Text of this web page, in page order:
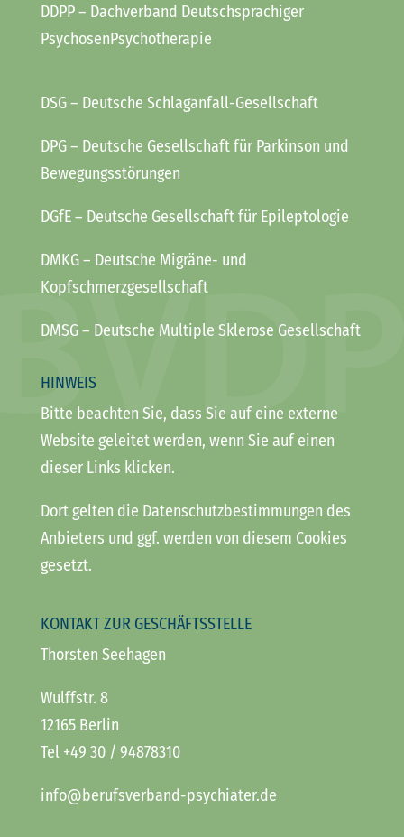
DDPP– Dachverband Deutschsprachiger
PsychosenPsychotherapie
DSG– Deutsche Schlaganfall-Gesellschaft
DPG– Deutsche Gesellschaft für Parkinson und
Bewegungsstörungen
DGfE– Deutsche Gesellschaft für Epileptologie
DMKG– Deutsche Migräne- und
Kopfschmerzgesellschaft
DMSG– Deutsche Multiple Sklerose Gesellschaft
HINWEIS
Bitte beachten Sie, dass Sie auf eine externe
Website geleitet werden, wenn Sie auf einen
dieser Links klicken.
Dort gelten die Datenschutzbestimmungen des
Anbieters und ggf. werden von diesem Cookies
gesetzt.
KONTAKT ZUR GESCHÄFTSSTELLE
Thorsten Seehagen
Wulffstr. 8
12165 Berlin
Tel +49 30 / 94878310
info@berufsverband-psychiater.de